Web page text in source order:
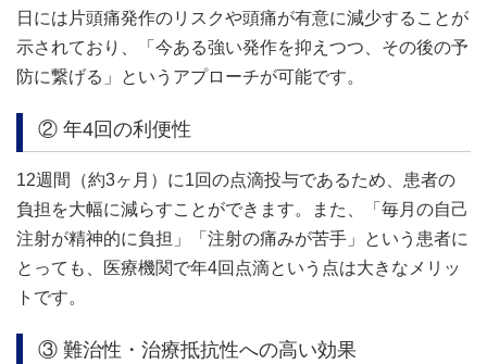
日には片頭痛発作のリスクや頭痛が有意に減少することが
示されており、「今ある強い発作を抑えつつ、その後の予
防に繋げる」というアプローチが可能です。
② 年4回の利便性
12週間（約3ヶ月）に1回の点滴投与であるため、患者の
負担を大幅に減らすことができます。また、「毎月の自己
注射が精神的に負担」「注射の痛みが苦手」という患者に
とっても、医療機関で年4回点滴という点は大きなメリッ
トです。
③ 難治性・治療抵抗性への高い効果